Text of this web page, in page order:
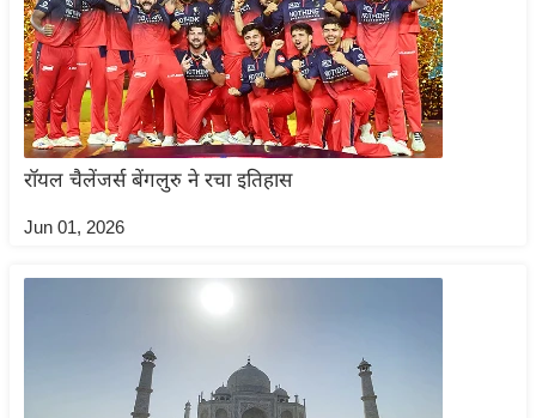
स
मं
त्रा
रि
ले
श
शि
प
रॉयल चैलेंजर्स बेंगलुरु ने रचा इतिहास
Jun 01, 2026